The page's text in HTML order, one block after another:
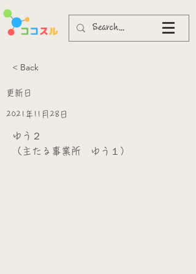
< Back
更新日
2021年11月28日
ゆう２
（主たる事業所 ゆう１）